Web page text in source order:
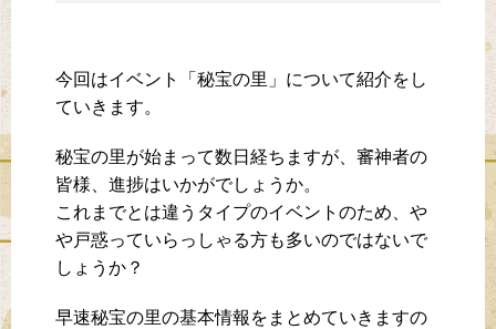
今回はイベント「秘宝の里」について紹介をし
ていきます。
秘宝の里が始まって数日経ちますが、審神者の
皆様、進捗はいかがでしょうか。
これまでとは違うタイプのイベントのため、や
や戸惑っていらっしゃる方も多いのではないで
しょうか？
早速秘宝の里の基本情報をまとめていきますの